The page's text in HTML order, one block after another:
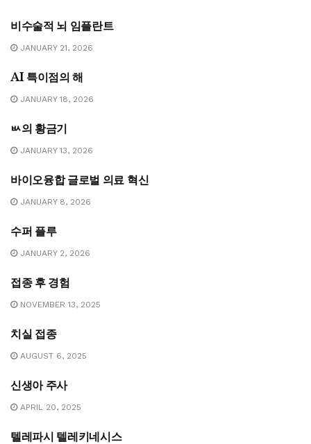
5G
비수술적 뇌 임플란트
JANUARY 21, 2026
기술
AI 특이점의 해
JANUARY 18, 2026
5G
ㅄ의 황금기
JANUARY 13, 2026
기술
바이오융합 글로벌 의료 혁신
JANUARY 8, 2026
5G
수퍼 플루
JANUARY 2, 2026
5G
접종 후 경험
NOVEMBER 13, 2025
기술
치실 접종
AUGUST 6, 2025
건강
신생아 주사
APRIL 20, 2025
기술
텔레파시 텔레키네시스